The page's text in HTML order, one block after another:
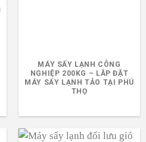
MÁY SẤY LẠNH CÔNG
NGHIỆP 200KG – LẮP ĐẶT
MÁY SẤY LẠNH TẢO TẠI PHÚ
THỌ